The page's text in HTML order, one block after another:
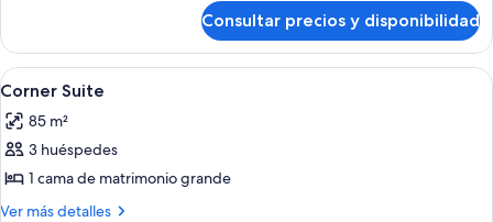
-
Mountain
View
Suites
One
Bedroom
Mountain
View
Consultar precios y disponibilidad
Abrir
todas
las
fotos
de
Corner
Corner Suite | 1 dormitorio, ropa de
5
Corner Suite
85 m²
3 huéspedes
1 cama de matrimonio grande
Ver más detalles
Más